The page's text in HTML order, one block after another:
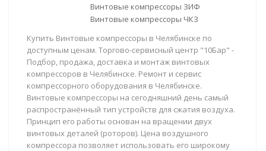
Винтовые компрессоры ЗИФ
Винтовые компрессоры ЧКЗ
Купить Винтовые компрессоры в Челябинске по
доступным ценам. Торгово-сервисный центр "10Бар" -
Подбор, продажа, доставка и монтаж винтовых
компрессоров в Челябинске. Ремонт и сервис
компрессорного оборудования в Челябинске.
Винтовые компрессоры на сегодняшний день самый
распространённый тип устройств для сжатия воздуха.
Принцип его работы основан на вращении двух
винтовых деталей (роторов). Цена воздушного
компрессора позволяет использовать его широкому